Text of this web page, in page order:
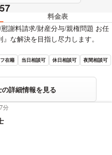
料金表
謝料請求/財産分与/親権問題 お任
な解決を目指し尽力します。
在籍 当日相談可 休日相談可
夜間相談可
詳細情報を見る
分